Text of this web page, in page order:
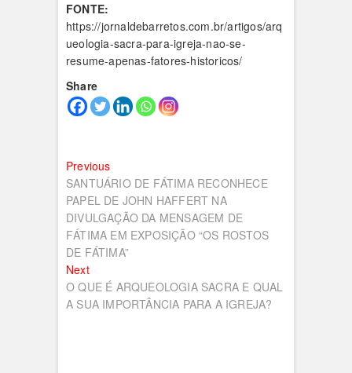
FONTE:
https://jornaldebarretos.com.br/artigos/arq
ueologia-sacra-para-igreja-nao-se-
resume-apenas-fatores-historicos/
Share
Navegação
de
artigos
PreviousPrevious
post:
SANTUÁRIO DE FÁTIMA RECONHECE
PAPEL DE JOHN HAFFERT NA
DIVULGAÇÃO DA MENSAGEM DE
FÁTIMA EM EXPOSIÇÃO “OS ROSTOS
DE FÁTIMA”
NextNext
post:
O QUE É ARQUEOLOGIA SACRA E QUAL
A SUA IMPORTÂNCIA PARA A IGREJA?